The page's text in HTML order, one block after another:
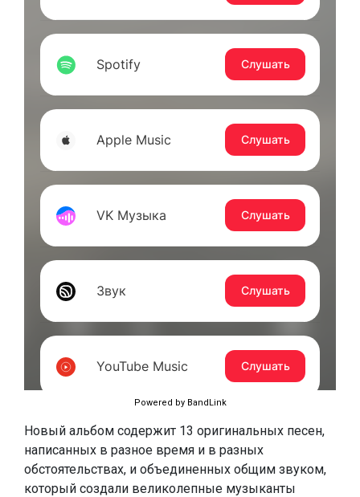
Powered by BandLink
Новый альбом содержит 13 оригинальных песен,
написанных в разное время и в разных
обстоятельствах, и объединенных общим звуком,
который создали великолепные музыканты